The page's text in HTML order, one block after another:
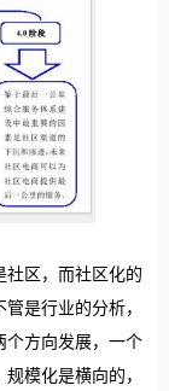
社区，而社区化的
是行业的分析，
个方向发展，一个
模化是横向的，